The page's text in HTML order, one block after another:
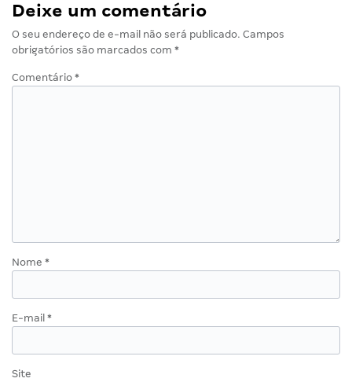
Deixe um comentário
O seu endereço de e-mail não será publicado. Campos
obrigatórios são marcados com *
Comentário *
Nome *
E-mail *
Site